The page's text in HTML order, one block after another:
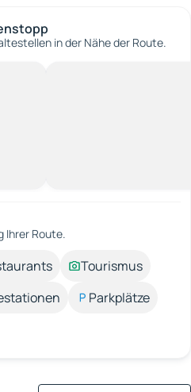
in der Nähe der Route.
Ihrer Route.
Tourismus
Parkplätze